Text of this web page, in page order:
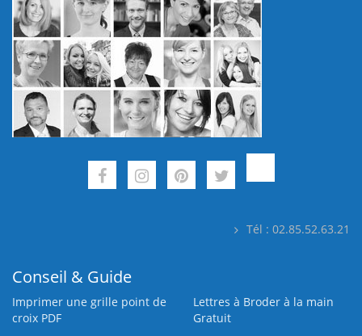
Tél : 02.85.52.63.21
Conseil & Guide
Imprimer une grille point de
croix PDF
Lettres à Broder à la main
Gratuit